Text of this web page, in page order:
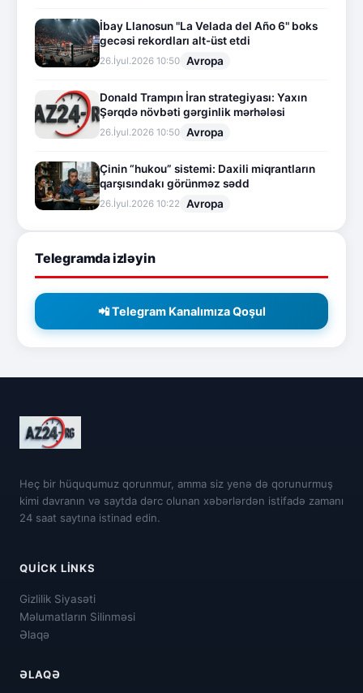
İbay Llanosun "La Velada del Año 6" boks
gecəsi rekordları alt-üst etdi
26.İyul.2026 10:50 Avropa
Donald Trampın İran strategiyası: Yaxın
Şərqdə növbəti gərginlik mərhələsi
26.İyul.2026 10:50 Avropa
Çinin “hukou” sistemi: Daxili miqrantların
qarşısındakı görünməz sədd
26.İyul.2026 10:22 Avropa
Telegramda izləyin
📲 Telegram Kanalımıza Qoşul
Heç bir hüququmuz qorunmur, amma siz yenə də qorunurmuş
kimi davranın və saytda dərc olunan xəbərlərdən istifadə zamanı
24 saat saytına istinad edin.
QUICK LINKS
Gizlilik Siyasəti
Məlumatların Silinməsi
Əlaqə
ƏLAQƏ